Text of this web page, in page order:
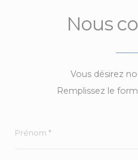
Nous
Vous désirez
Remplissez le